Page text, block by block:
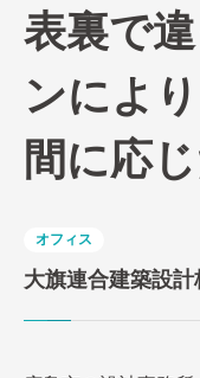
表裏で
ンによ
間に応
オフィス
大旗連合建築設計